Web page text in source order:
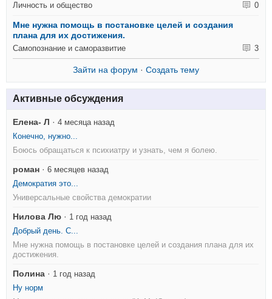
Личность и общество 0
Мне нужна помощь в постановке целей и создания
плана для их достижения.
Самопознание и саморазвитие 3
Зайти на форум · Создать тему
Активные обсуждения
Елена- Л ·4 месяца назад
Конечно, нужно...
Боюсь обращаться к психиатру и узнать, чем я болею.
роман ·6 месяцев назад
Демократия это...
Универсальные свойства демократии
Нилова Лю · 1 год назад
Добрый день. С...
Мне нужна помощь в постановке целей и создания плана для их
достижения.
Полина · 1 год назад
Ну норм